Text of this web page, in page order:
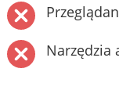
Narzędzia